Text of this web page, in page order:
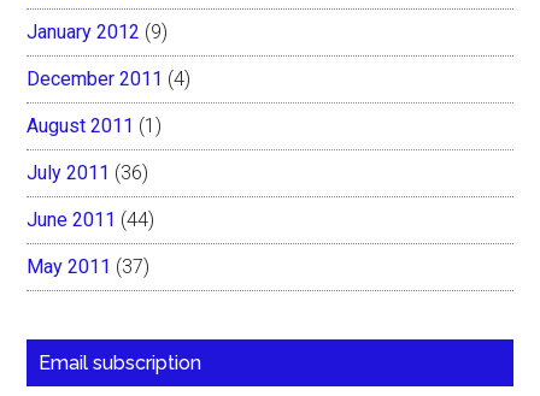
January 2012 (9)
December 2011 (4)
August 2011 (1)
July 2011 (36)
June 2011 (44)
May 2011 (37)
Email subscription